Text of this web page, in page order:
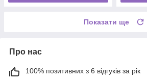
Показати ще
Про нас
100% позитивних з 6 відгуків за рік